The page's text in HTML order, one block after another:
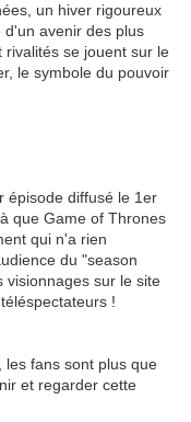
un hiver rigoureux
avenir des plus
se jouent sur le
le symbole du pouvoir
épisode diffusé le 1er
que Game of Thrones
qui n'a rien
du "season
visionnages sur le site
!
les fans sont plus que
et regarder cette